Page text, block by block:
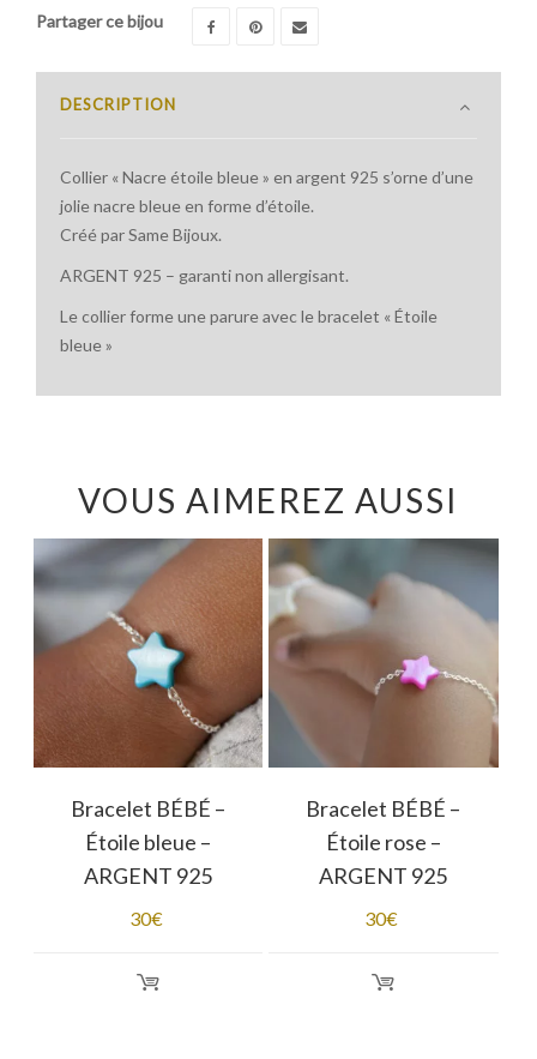
Partager ce bijou
DESCRIPTION
Collier « Nacre étoile bleue » en argent 925 s’orne d’une
jolie nacre bleue en forme d’étoile.
Créé par Same Bijoux.
ARGENT 925 – garanti non allergisant.
Le collier forme une parure avec le bracelet « Étoile
bleue »
VOUS AIMEREZ AUSSI
Bracelet BÉBÉ –
Étoile bleue –
ARGENT 925
30€
Bracelet BÉBÉ –
Étoile rose –
ARGENT 925
30€